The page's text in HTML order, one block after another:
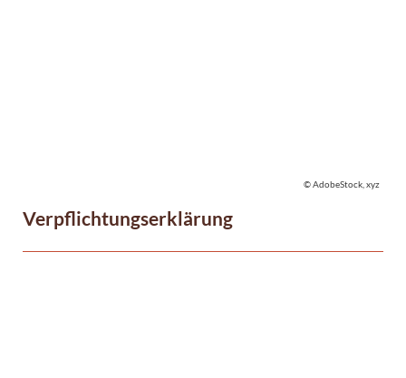
Verpflichtungserklärung
© AdobeStock, xyz